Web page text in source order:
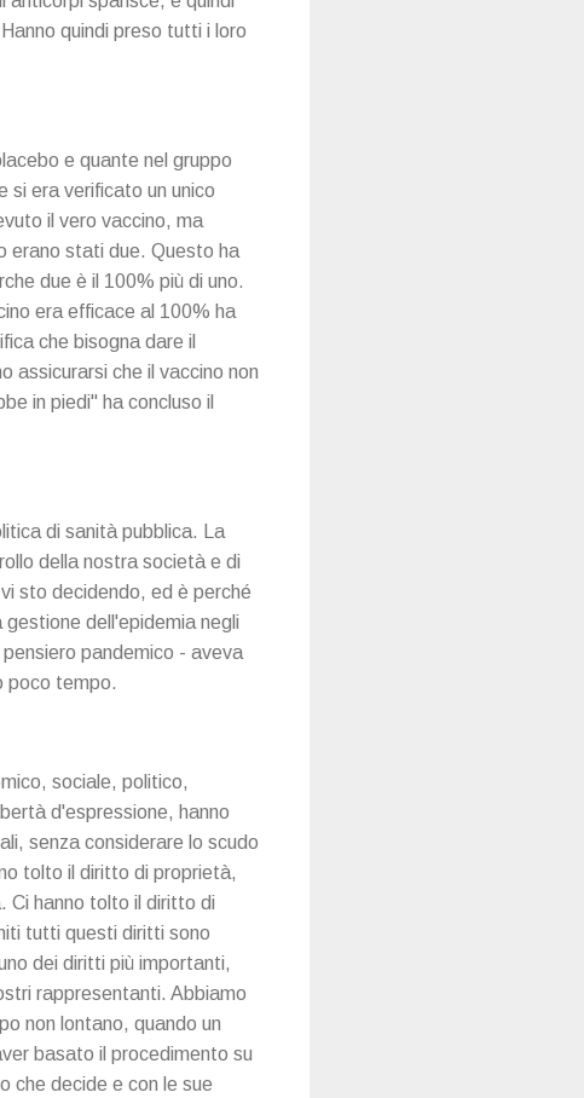
quindi preso tutti i loro
e quante nel gruppo
si era verificato un unico
il vero vaccino, ma
erano stati due. Questo ha
due è il 100% più di uno.
era efficace al 100% ha
che bisogna dare il
assicurarsi che il vaccino non
in piedi" ha concluso il
di sanità pubblica. La
della nostra società e di
sto decidendo, ed è perché
dell'epidemia negli
pandemico - aveva
poco tempo.
sociale, politico,
d'espressione, hanno
senza considerare lo scudo
tolto il diritto di proprietà,
Ci hanno tolto il diritto di
tutti questi diritti sono
dei diritti più importanti,
rappresentanti. Abbiamo
non lontano, quando un
basato il procedimento su
che decide e con le sue